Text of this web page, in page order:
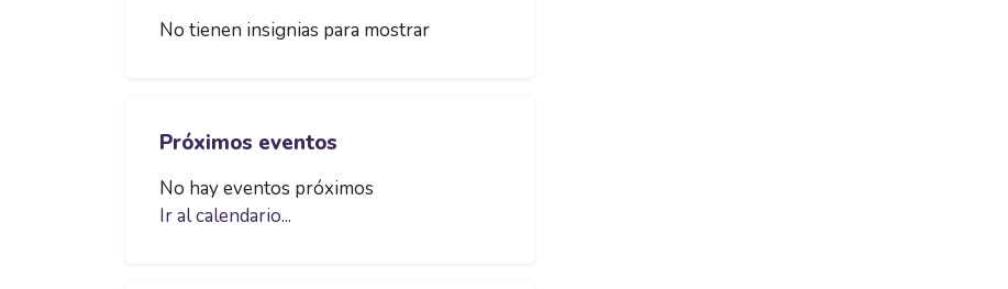
No tienen insignias para mostrar
Próximos eventos
No hay eventos próximos
Ir al calendario...